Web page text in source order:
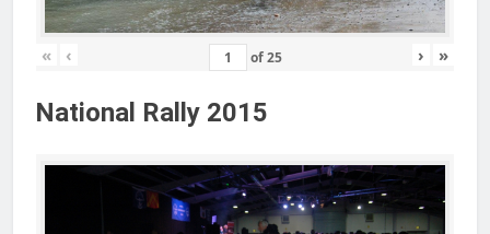
« ‹ of25 › »
National Rally 2015